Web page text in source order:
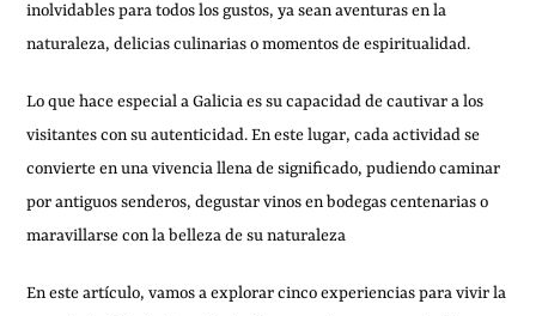
inolvidables para todos los gustos, ya sean aventuras en la
naturaleza, delicias culinarias o momentos de espiritualidad.
Lo que hace especial a Galicia es su capacidad de cautivar a los
visitantes con su autenticidad. En este lugar, cada actividad se
convierte en una vivencia llena de significado, pudiendo caminar
por antiguos senderos, degustar vinos en bodegas centenarias o
maravillarse con la belleza de su naturaleza
En este artículo, vamos a explorar cinco experiencias para vivir la